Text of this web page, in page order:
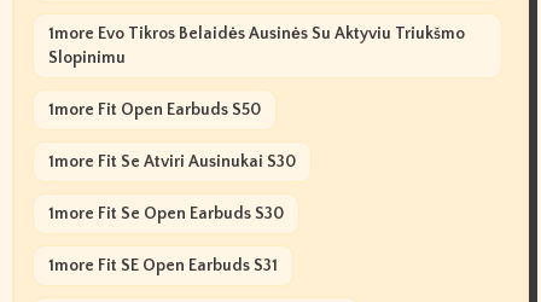
1more Evo Tikros Belaidės Ausinės Su Aktyviu Triukšmo
Slopinimu
1more Fit Open Earbuds S50
1more Fit Se Atviri Ausinukai S30
1more Fit Se Open Earbuds S30
1more Fit SE Open Earbuds S31